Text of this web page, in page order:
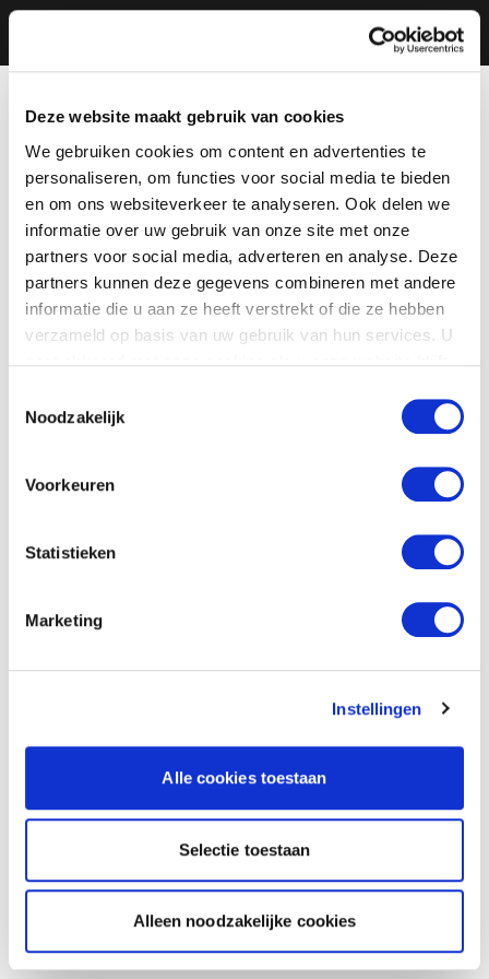
Deze website maakt gebruik van cookies
We gebruiken cookies om content en advertenties te
personaliseren, om functies voor social media te bieden
en om ons websiteverkeer te analyseren. Ook delen we
informatie over uw gebruik van onze site met onze
partners voor social media, adverteren en analyse. Deze
partners kunnen deze gegevens combineren met andere
informatie die u aan ze heeft verstrekt of die ze hebben
verzameld op basis van uw gebruik van hun services. U
Noodzakelijk
Voorkeuren
Statistieken
Marketing
Instellingen
Alle cookies toestaan
Selectie toestaan
Alleen noodzakelijke cookies